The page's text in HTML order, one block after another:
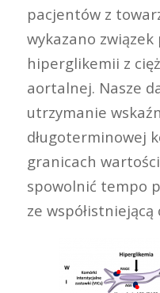
pacjentów z
wykazano
hiperglikemii z
aortalnej. Nasze
utrzymanie
długoterminowej
granicach
spowolnić tempo
ze współistniejącą